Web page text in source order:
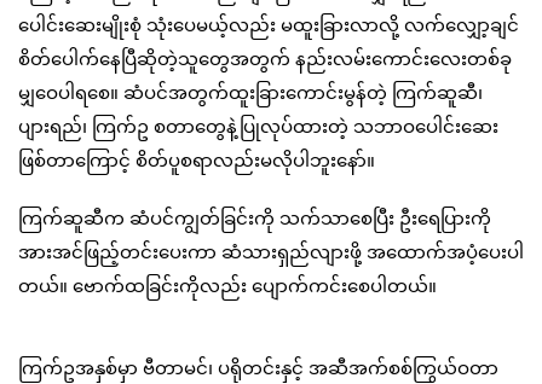
ပေါင်းဆေးမျိုးစုံ သုံးပေမယ့်လည်း မထူးခြားလာလို့ လက်လျှော့ချင်
စိတ်ပေါက်နေပြီဆိုတဲ့သူတွေအတွက် နည်းလမ်းကောင်းလေးတစ်ခု
မျှဝေပါရစေ။ ဆံပင်အတွက်ထူးခြားကောင်းမွန်တဲ့ ကြက်ဆူဆီ၊
ပျားရည်၊ ကြက်ဥ စတာတွေနဲ့ပြုလုပ်ထားတဲ့ သဘာဝပေါင်းဆေး
ဖြစ်တာကြောင့် စိတ်ပူစရာလည်းမလိုပါဘူးနော်။
ကြက်ဆူဆီက ဆံပင်ကျွတ်ခြင်းကို သက်သာစေပြီး ဦးရေပြားကို
အားအင်ဖြည့်တင်းပေးကာ ဆံသားရှည်လျားဖို့ အထောက်အပံ့ပေးပါ
တယ်။ ဗောက်ထခြင်းကိုလည်း ပျောက်ကင်းစေပါတယ်။
ကြက်ဥအနှစ်မှာ ဗီတာမင်၊ ပရိုတင်းနှင့် အဆီအက်စစ်ကြွယ်ဝတာ